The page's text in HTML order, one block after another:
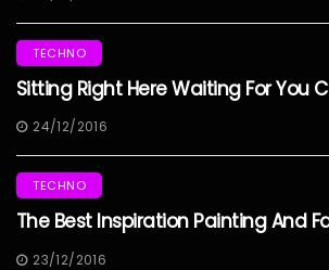
TECHNO
Sitting Right Here Waiting For You
24/12/2016
TECHNO
The Best Inspiration Painting And
23/12/2016